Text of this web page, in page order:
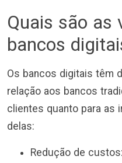
Quais são as
bancos
Os bancos digitais têm
relação aos bancos
clientes quanto para as
delas:
Redução de